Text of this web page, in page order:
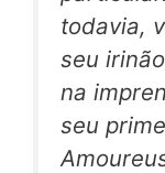
todavia,
seu
na
seu